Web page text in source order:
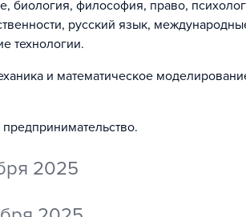
биология, философия, право,
русский язык,
технологии.
и математическое
.
2025